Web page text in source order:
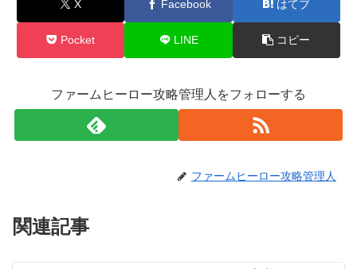
X Facebook はてブ
Pocket LINE コピー
ファームヒーロー攻略管理人をフォローする
ファームヒーロー攻略管理人
関連記事